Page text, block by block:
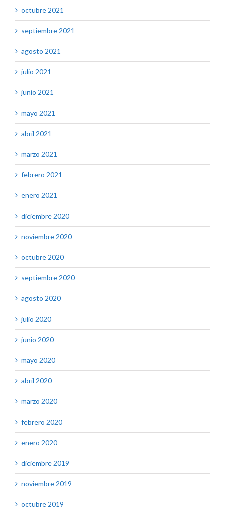
octubre 2021
septiembre 2021
agosto 2021
julio 2021
junio 2021
mayo 2021
abril 2021
marzo 2021
febrero 2021
enero 2021
diciembre 2020
noviembre 2020
octubre 2020
septiembre 2020
agosto 2020
julio 2020
junio 2020
mayo 2020
abril 2020
marzo 2020
febrero 2020
enero 2020
diciembre 2019
noviembre 2019
octubre 2019